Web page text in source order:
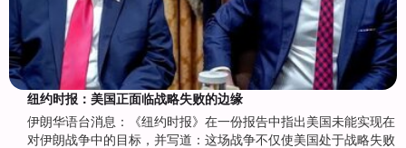
纽约时报：美国正面临战略失败的边缘
伊朗华语台消息：《纽约时报》在一份报告中指出美国未能实现在
对伊朗战争中的目标，并写道：这场战争不仅使美国处于战略失败